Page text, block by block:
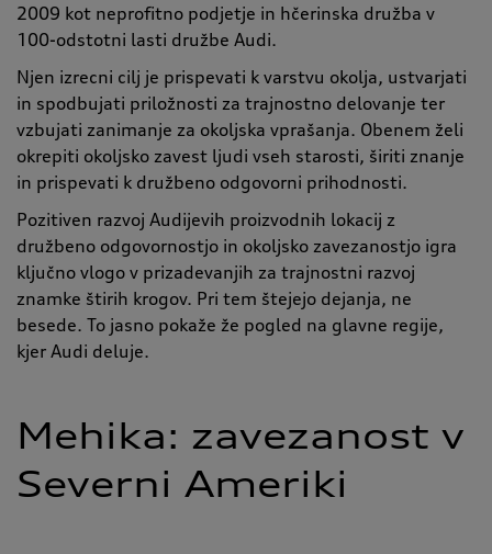
2009 kot neprofitno podjetje in hčerinska družba v
100-odstotni lasti družbe Audi.
Njen izrecni cilj je prispevati k varstvu okolja, ustvarjati
in spodbujati priložnosti za trajnostno delovanje ter
vzbujati zanimanje za okoljska vprašanja. Obenem želi
okrepiti okoljsko zavest ljudi vseh starosti, širiti znanje
in prispevati k družbeno odgovorni prihodnosti.
Pozitiven razvoj Audijevih proizvodnih lokacij z
družbeno odgovornostjo in okoljsko zavezanostjo igra
ključno vlogo v prizadevanjih za trajnostni razvoj
znamke štirih krogov. Pri tem štejejo dejanja, ne
besede. To jasno pokaže že pogled na glavne regije,
kjer Audi deluje.
Mehika: zavezanost v
Severni Ameriki